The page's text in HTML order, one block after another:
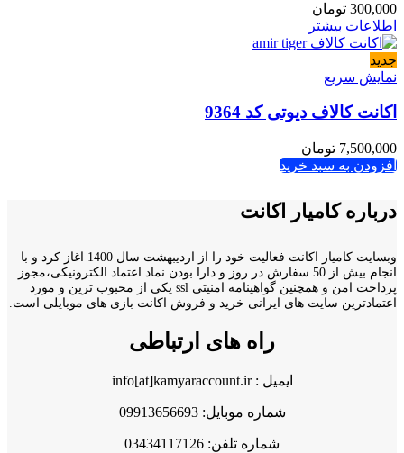
300,000 تومان
اطلاعات بیشتر
جدید
نمایش سریع
اکانت کالاف دیوتی کد 9364
7,500,000 تومان
افزودن به سبد خرید
درباره کامیار اکانت
وبسایت کامیار اکانت فعالیت خود را از اردیبهشت سال 1400 اغاز کرد و با
انجام بیش از 50 سفارش در روز و دارا بودن نماد اعتماد الکترونیکی،مجوز
پرداخت امن و همچنین گواهینامه امنیتی ssl یکی از محبوب ترین و مورد
اعتمادترین سایت های ایرانی خرید و فروش اکانت بازی های موبایلی است.
راه های ارتباطی
ایمیل : info[at]kamyaraccount.ir
شماره موبایل: 09913656693
شماره تلفن: 03434117126